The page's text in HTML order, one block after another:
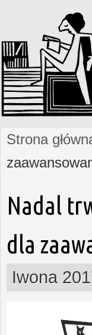
Jesteś tutaj
Strona
Nadal
dla
Iwona